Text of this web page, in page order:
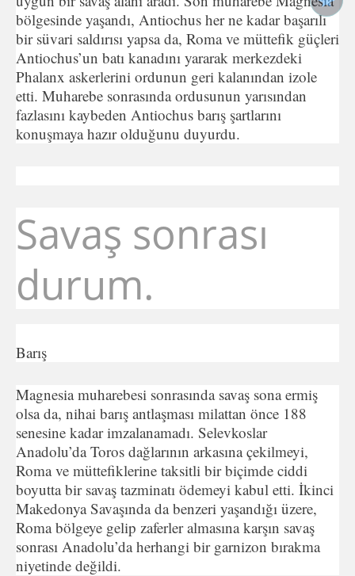
bölgesinde yaşandı, Antiochus her ne kadar başarılı
bir süvari saldırısı yapsa da, Roma ve müttefik güçleri
Antiochus’un batı kanadını yararak merkezdeki
Phalanx askerlerini ordunun geri kalanından izole
etti. Muharebe sonrasında ordusunun yarısından
fazlasını kaybeden Antiochus barış şartlarını
konuşmaya hazır olduğunu duyurdu.
Savaş sonrası
durum.​
Barış
Magnesia muharebesi sonrasında savaş sona ermiş
olsa da, nihai barış antlaşması milattan önce 188
senesine kadar imzalanamadı. Selevkoslar
Anadolu’da Toros dağlarının arkasına çekilmeyi,
Roma ve müttefiklerine taksitli bir biçimde ciddi
boyutta bir savaş tazminatı ödemeyi kabul etti. İkinci
Makedonya Savaşında da benzeri yaşandığı üzere,
Roma bölgeye gelip zaferler almasına karşın savaş
sonrası Anadolu’da herhangi bir garnizon bırakma
niyetinde değildi.